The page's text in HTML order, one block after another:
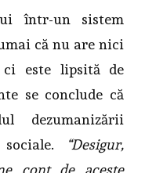
într-un sistem
că nu are nici
este lipsită de
se conclude că
dezumanizării
“Desigur,
cont de aceste